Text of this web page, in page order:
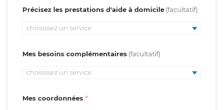
Précisez les prestations d'aide à domicile
choisissez un service
Mes besoins complémentaires
choisissez un service
Mes coordonnées